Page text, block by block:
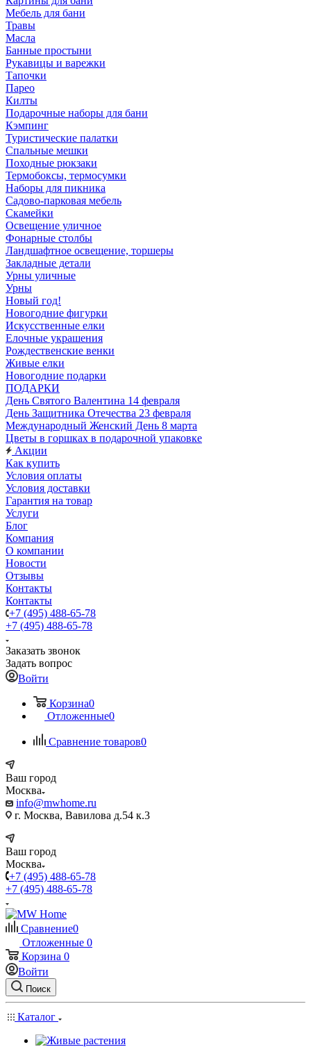
Мебель для бани
Травы
Масла
Банные простыни
Рукавицы и варежки
Тапочки
Парео
Килты
Подарочные наборы для бани
Кэмпинг
Туристические палатки
Спальные мешки
Походные рюкзаки
Термобоксы, термосумки
Наборы для пикника
Садово-парковая мебель
Скамейки
Освещение уличное
Фонарные столбы
Ландшафтное освещение, торшеры
Закладные детали
Урны уличные
Урны
Новый год!
Новогодние фигурки
Искусственные елки
Елочные украшения
Рождественские венки
Живые елки
Новогодние подарки
ПОДАРКИ
День Святого Валентина 14 февраля
День Защитника Отечества 23 февраля
Международный Женский День 8 марта
Цветы в горшках в подарочной упаковке
Акции
Как купить
Условия оплаты
Условия доставки
Гарантия на товар
Услуги
Блог
Компания
О компании
Новости
Отзывы
Контакты
Контакты
+7 (495) 488-65-78
+7 (495) 488-65-78
Заказать звонок
Задать вопрос
Войти
Корзина0
Отложенные0
Сравнение товаров0
Ваш город
Москва
info@mwhome.ru
г. Москва, Вавилова д.54 к.3
Ваш город
Москва
+7 (495) 488-65-78
+7 (495) 488-65-78
Сравнение0
Отложенные 0
Корзина 0
Войти
Поиск
Каталог